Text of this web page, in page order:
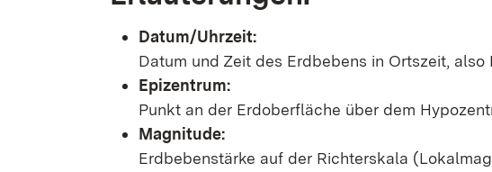
Datum/Uhrzeit:
Datum und Zeit des Erdbebens in Ortszeit, also
Epizentrum:
Punkt an der Erdoberfläche über dem
Magnitude:
Erdbebenstärke auf der Richterskala